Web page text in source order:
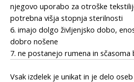
njegovo uporabo za otroške
potrebna višja stopnja sterilnosti
6. imajo dolgo življenjsko dobo,
dobro nošene
7. ne postanejo rumena in sčasoma
Vsak izdelek je unikat in je delo